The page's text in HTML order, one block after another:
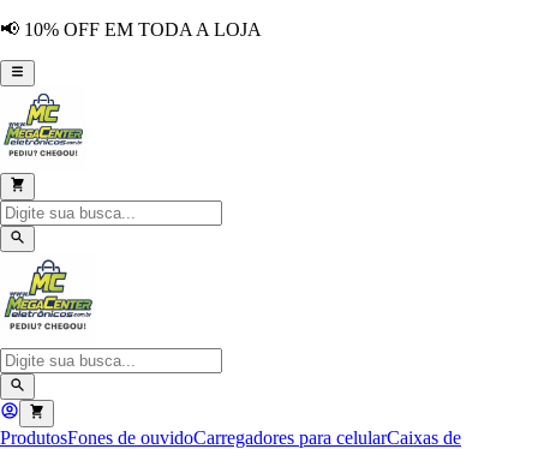
📢 10% OFF EM TODA A LOJA
ProdutosFones de ouvidoCarregadores para celularCaixas de